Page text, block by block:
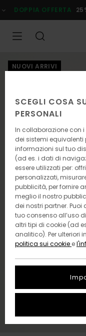
alle
informazioni
prodotto
DOPPIA OFFERTA 25%
NUOVI ARRIVI
SCEGLI COSA
PERSONALI
In collaborazione con
dei sistemi
informazioni sul tuo
(ad es. i dati di
essere utilizzati per:
personalizzati,
pubblicità, per fornire
meglio il nostro
dei nostri partner.
tuo consenso all’uso
altri tipi di cookie (ad
analitico). Per ulteriori
politica sui cookie e